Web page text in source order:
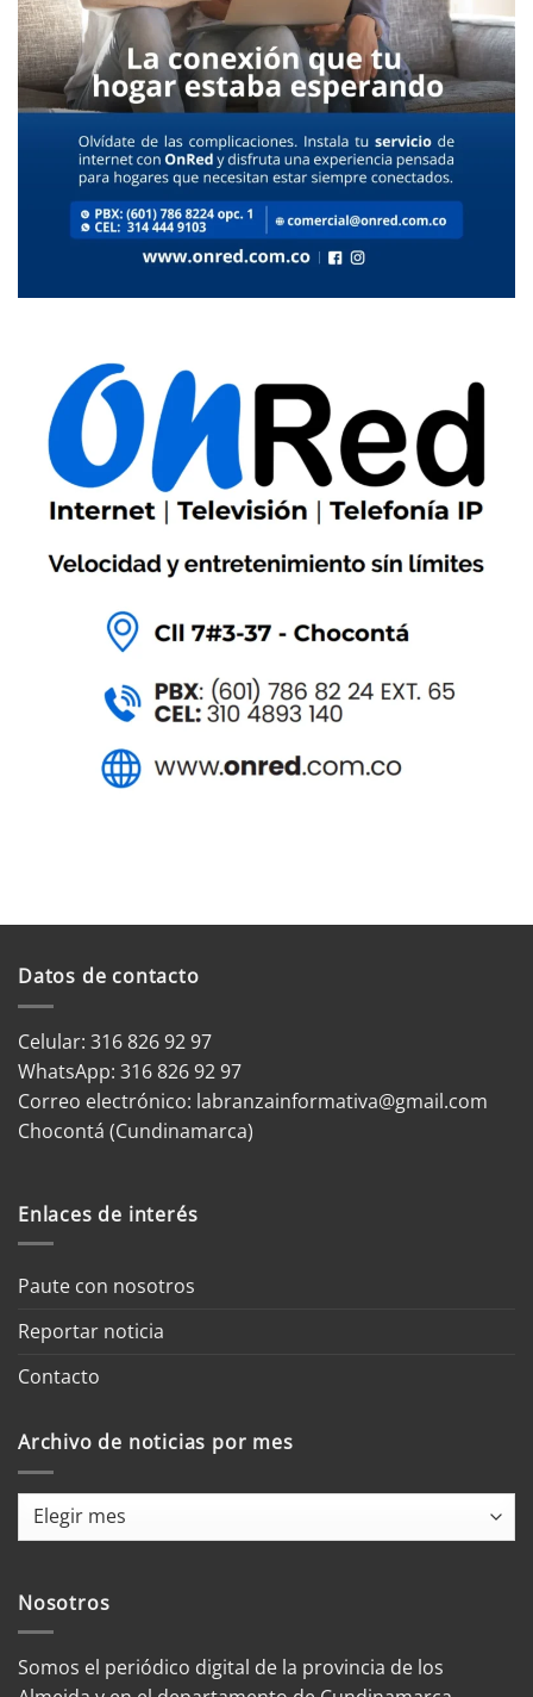
Datos de contacto
Celular: 316 826 92 97
WhatsApp: 316 826 92 97
Correo electrónico: labranzainformativa@gmail.com
Chocontá (Cundinamarca)
Enlaces de interés
Paute con nosotros
Reportar noticia
Contacto
Archivo de noticias por mes
Archivo
mes
Nosotros
Somos el periódico digital de la provincia de los